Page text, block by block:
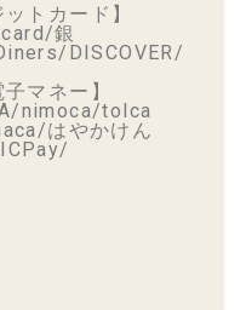
ットカード】
銀
DISCOVER/
マネー】
nimoca/tolca
はやかけん